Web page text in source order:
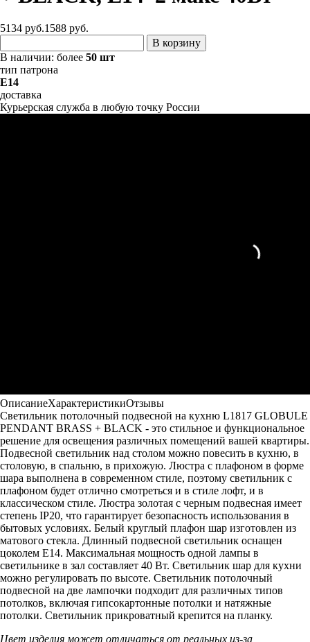
5134 руб.1588 руб.
В корзину
В наличии: более 50 шт
тип патрона
E14
доставка
Курьерская служба в любую точку России
ОписаниеХарактеристикиОтзывы
Светильник потолочный подвесной на кухню L1817 GLOBULE
PENDANT BRASS + BLACK - это стильное и функциональное
решение для освещения различных помещений вашей квартиры.
Подвесной светильник над столом можно повесить в кухню, в
столовую, в спальню, в прихожую. Люстра с плафоном в форме
шара выполнена в современном стиле, поэтому светильник с
плафоном будет отлично смотреться и в стиле лофт, и в
классическом стиле. Люстра золотая с черным подвесная имеет
степень IP20, что гарантирует безопасность использования в
бытовых условиях. Белый круглый плафон шар изготовлен из
матового стекла. Длинный подвесной светильник оснащен
цоколем E14. Максимальная мощность одной лампы в
светильнике в зал составляет 40 Вт. Светильник шар для кухни
можно регулировать по высоте. Светильник потолочный
подвесной на две лампочки подходит для различных типов
потолков, включая гипсокартонные потолки и натяжные
потолки. Светильник прикроватный крепится на планку.
Цвет изделия может отличаться от реальных из-за